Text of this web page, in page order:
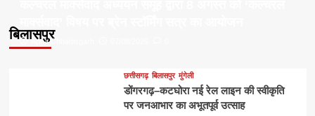
बिलासपुरApna Chhattisgarh
छत्तीसगढ़ बिलासपुर मुंगेली
डोंगरगढ़–कटघोरा नई रेल लाइन की स्वीकृति
पर जनआभार का अभूतपूर्व उत्साह